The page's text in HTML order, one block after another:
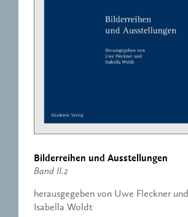
Bilderreihen und Ausstellungen
Band II.2
herausgegeben von Uwe Fleckner und
Isabella Woldt